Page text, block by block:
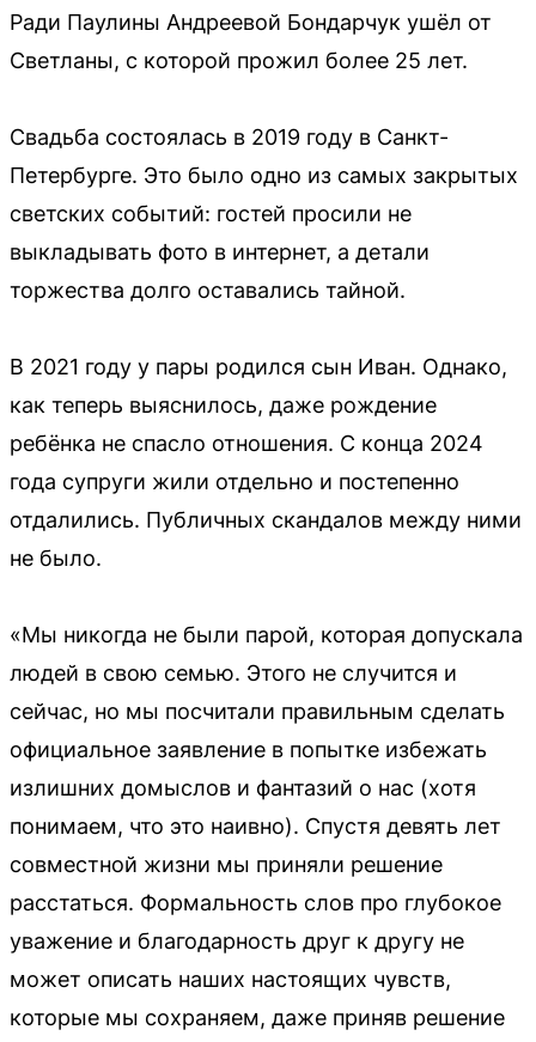
Ради Паулины Андреевой Бондарчук ушёл от
Светланы, с которой прожил более 25 лет.
Свадьба состоялась в 2019 году в Санкт-
Петербурге. Это было одно из самых закрытых
светских событий: гостей просили не
выкладывать фото в интернет, а детали
торжества долго оставались тайной.
В 2021 году у пары родился сын Иван. Однако,
как теперь выяснилось, даже рождение
ребёнка не спасло отношения. С конца 2024
года супруги жили отдельно и постепенно
отдалились. Публичных скандалов между ними
не было.
«Мы никогда не были парой, которая допускала
людей в свою семью. Этого не случится и
сейчас, но мы посчитали правильным сделать
официальное заявление в попытке избежать
излишних домыслов и фантазий о нас (хотя
понимаем, что это наивно). Спустя девять лет
совместной жизни мы приняли решение
расстаться. Формальность слов про глубокое
уважение и благодарность друг к другу не
может описать наших настоящих чувств,
которые мы сохраняем, даже приняв решение